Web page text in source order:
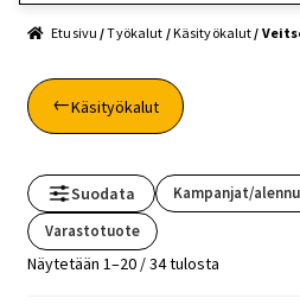
Etusivu /Työkalut /Käsityökalut /
Käsityökalut
Suodata
Varastotuote
Näytetään 1–20 / 34 tulosta